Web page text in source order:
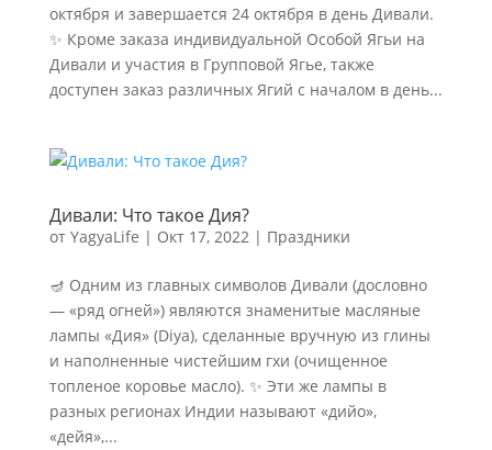
октября и завершается 24 октября в день Дивали.
✨ Кроме заказа индивидуальной Особой Ягьи на
Дивали и участия в Групповой Ягье, также
доступен заказ различных Ягий с началом в день...
Дивали: Что такое Дия?
от YagyaLife | Окт 17, 2022| Праздники
🪔 Одним из главных символов Дивали (дословно
— «ряд огней») являются знаменитые масляные
лампы «Дия» (Diya), сделанные вручную из глины
и наполненные чистейшим гхи (очищенное
топленое коровье масло). ✨ Эти же лампы в
разных регионах Индии называют «дийо»,
«дейя»,...